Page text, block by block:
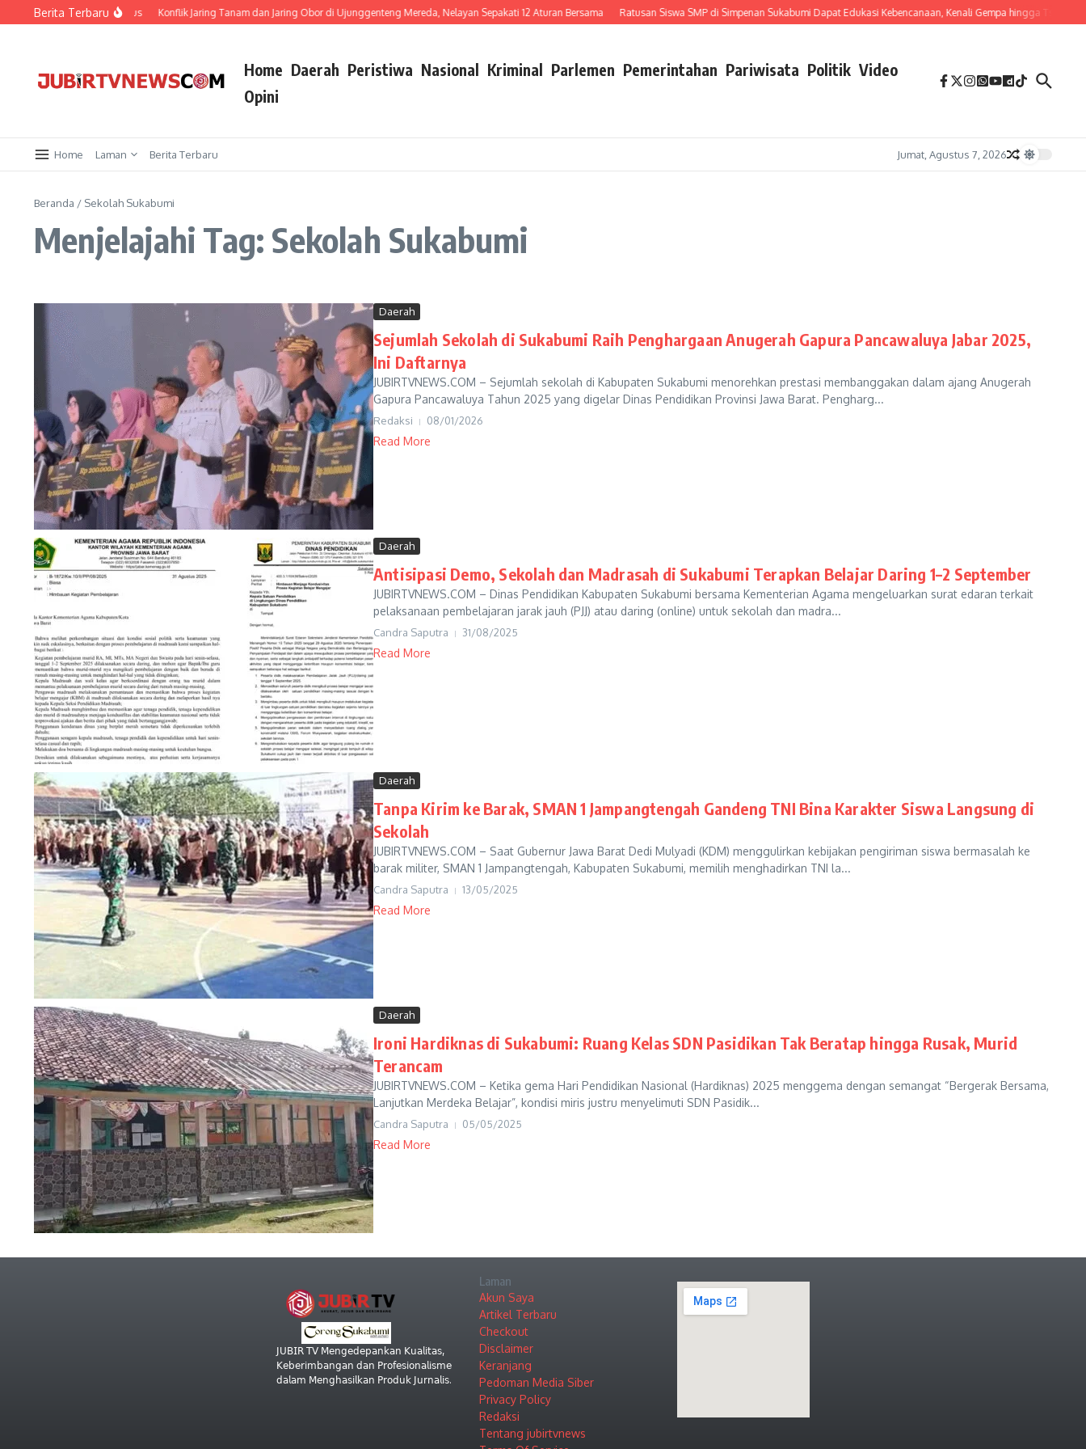
Berita Terbaru
Tak Ada Perlakuan Khusus Konflik Jaring Tanam dan Jaring Obor di Ujunggenteng Mereda, Nelayan Sepakati 12 Aturan Bersama Ratusan Siswa SMP di Simpenan Sukabumi Dapat Edukasi Kebencanaan, Kenali Gempa hingga Tsunami
Home Daerah Peristiwa Nasional Kriminal Parlemen Pemerintahan Pariwisata Politik Video
Opini
Home Laman Berita Terbaru Jumat, Agustus 7, 2026
Beranda / Sekolah Sukabumi
Menjelajahi Tag: Sekolah Sukabumi
Daerah
Sejumlah Sekolah di Sukabumi Raih Penghargaan Anugerah Gapura Pancawaluya Jabar 2025,
Ini Daftarnya
JUBIRTVNEWS.COM – Sejumlah sekolah di Kabupaten Sukabumi menorehkan prestasi membanggakan dalam ajang Anugerah
Gapura Pancawaluya Tahun 2025 yang digelar Dinas Pendidikan Provinsi Jawa Barat. Pengharg...
Redaksi 08/01/2026
Read More
Daerah
Antisipasi Demo, Sekolah dan Madrasah di Sukabumi Terapkan Belajar Daring 1–2 September
JUBIRTVNEWS.COM – Dinas Pendidikan Kabupaten Sukabumi bersama Kementerian Agama mengeluarkan surat edaran terkait
pelaksanaan pembelajaran jarak jauh (PJJ) atau daring (online) untuk sekolah dan madra...
Candra Saputra 31/08/2025
Read More
Daerah
Tanpa Kirim ke Barak, SMAN 1 Jampangtengah Gandeng TNI Bina Karakter Siswa Langsung di
Sekolah
JUBIRTVNEWS.COM – Saat Gubernur Jawa Barat Dedi Mulyadi (KDM) menggulirkan kebijakan pengiriman siswa bermasalah ke
barak militer, SMAN 1 Jampangtengah, Kabupaten Sukabumi, memilih menghadirkan TNI la...
Candra Saputra 13/05/2025
Read More
Daerah
Ironi Hardiknas di Sukabumi: Ruang Kelas SDN Pasidikan Tak Beratap hingga Rusak, Murid
Terancam
JUBIRTVNEWS.COM – Ketika gema Hari Pendidikan Nasional (Hardiknas) 2025 menggema dengan semangat “Bergerak Bersama,
Lanjutkan Merdeka Belajar”, kondisi miris justru menyelimuti SDN Pasidik...
Candra Saputra 05/05/2025
Read More
𝖩𝖴𝖡𝖨𝖱 𝖳𝖵 𝖬𝖾𝗇𝗀𝖾𝖽𝖾𝗉𝖺𝗇𝗄𝖺𝗇 𝖪𝗎𝖺𝗅𝗂𝗍𝖺𝗌,
𝖪𝖾𝖻𝖾𝗋𝗂𝗆𝖻𝖺𝗇𝗀𝖺𝗇 𝖽𝖺𝗇 𝖯𝗋𝗈𝖿𝖾𝗌𝗂𝗈𝗇𝖺𝗅𝗂𝗌𝗆𝖾
𝖽𝖺𝗅𝖺𝗆 𝖬𝖾𝗇𝗀𝗁𝖺𝗌𝗂𝗅𝗄𝖺𝗇 𝖯𝗋𝗈𝖽𝗎𝗄 𝖩𝗎𝗋𝗇𝖺𝗅𝗂𝗌.
Laman
Akun Saya
Artikel Terbaru
Checkout
Disclaimer
Keranjang
Pedoman Media Siber
Privacy Policy
Redaksi
Tentang jubirtvnews